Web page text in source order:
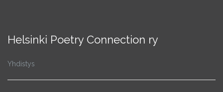
Helsinki Poetry Connection ry
Yhdistys